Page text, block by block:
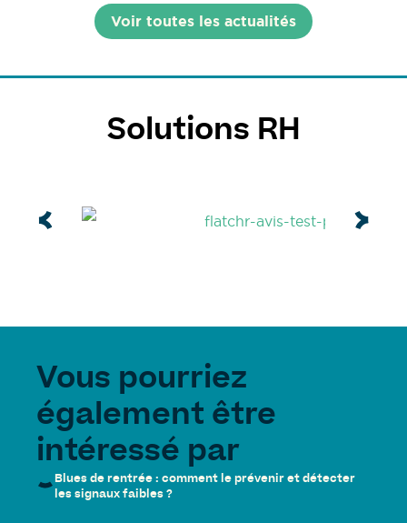
Voir toutes les actualités
Solutions RH
Vous pourriez
également être
intéressé par
Blues de rentrée : comment le prévenir et détecter
les signaux faibles ?